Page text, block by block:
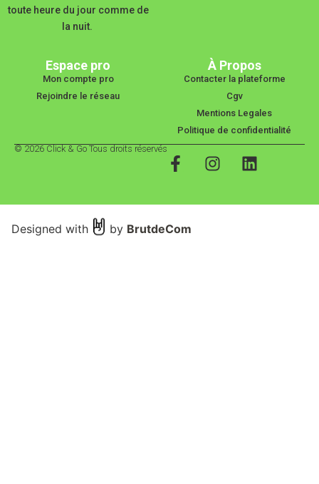
toute heure du jour comme de
la nuit.
Espace pro
Mon compte pro
Rejoindre le réseau
À Propos
Contacter la plateforme
Cgv
Mentions Legales
Politique de confidentialité
© 2026 Click & Go Tous droits réservés
Designed with by BrutdeCom